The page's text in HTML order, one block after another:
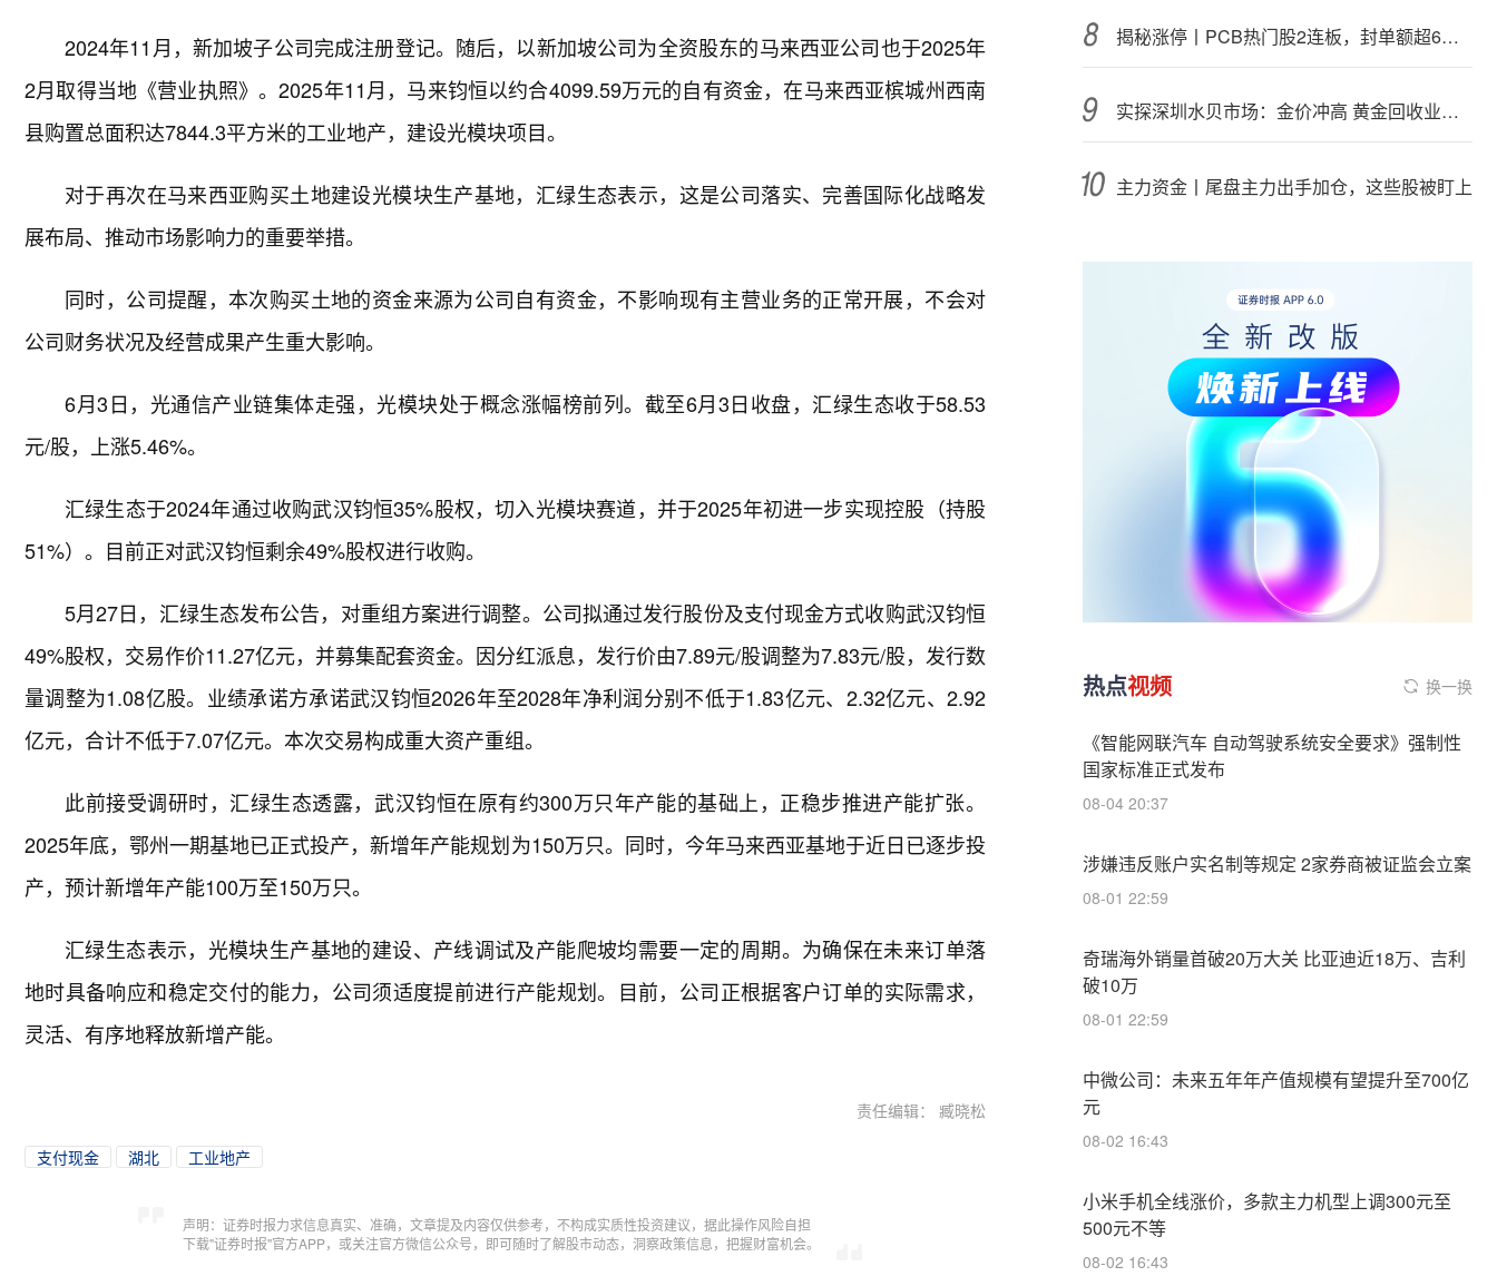
2024年11月，新加坡子公司完成注册登记。随后，以新加坡公司为全资股东的马来西亚公司也于2025年
2月取得当地《营业执照》。2025年11月，马来钧恒以约合4099.59万元的自有资金，在马来西亚槟城州西南
县购置总面积达7844.3平方米的工业地产，建设光模块项目。
对于再次在马来西亚购买土地建设光模块生产基地，汇绿生态表示，这是公司落实、完善国际化战略发
展布局、推动市场影响力的重要举措。
同时，公司提醒，本次购买土地的资金来源为公司自有资金，不影响现有主营业务的正常开展，不会对
公司财务状况及经营成果产生重大影响。
6月3日，光通信产业链集体走强，光模块处于概念涨幅榜前列。截至6月3日收盘，汇绿生态收于58.53
元/股，上涨5.46%。
汇绿生态于2024年通过收购武汉钧恒35%股权，切入光模块赛道，并于2025年初进一步实现控股（持股
51%）。目前正对武汉钧恒剩余49%股权进行收购。
5月27日，汇绿生态发布公告，对重组方案进行调整。公司拟通过发行股份及支付现金方式收购武汉钧恒
49%股权，交易作价11.27亿元，并募集配套资金。因分红派息，发行价由7.89元/股调整为7.83元/股，发行数
量调整为1.08亿股。业绩承诺方承诺武汉钧恒2026年至2028年净利润分别不低于1.83亿元、2.32亿元、2.92
亿元，合计不低于7.07亿元。本次交易构成重大资产重组。
此前接受调研时，汇绿生态透露，武汉钧恒在原有约300万只年产能的基础上，正稳步推进产能扩张。
2025年底，鄂州一期基地已正式投产，新增年产能规划为150万只。同时，今年马来西亚基地于近日已逐步投
产，预计新增年产能100万至150万只。
汇绿生态表示，光模块生产基地的建设、产线调试及产能爬坡均需要一定的周期。为确保在未来订单落
地时具备响应和稳定交付的能力，公司须适度提前进行产能规划。目前，公司正根据客户订单的实际需求，
灵活、有序地释放新增产能。
责任编辑： 臧晓松
支付现金 湖北 工业地产
声明：证券时报力求信息真实、准确，文章提及内容仅供参考，不构成实质性投资建议，据此操作风险自担
下载"证券时报"官方APP，或关注官方微信公众号，即可随时了解股市动态，洞察政策信息，把握财富机会。
揭秘涨停丨PCB热门股2连板，封单额超6亿元
实探深圳水贝市场：金价冲高 黄金回收业务率先回暖
主力资金丨尾盘主力出手加仓，这些股被盯上
热点视频 换一换
《智能网联汽车 自动驾驶系统安全要求》强制性
国家标准正式发布
08-04 20:37
涉嫌违反账户实名制等规定 2家券商被证监会立案
08-01 22:59
奇瑞海外销量首破20万大关 比亚迪近18万、吉利
破10万
08-01 22:59
中微公司：未来五年年产值规模有望提升至700亿
元
08-02 16:43
小米手机全线涨价，多款主力机型上调300元至
500元不等
08-02 16:43